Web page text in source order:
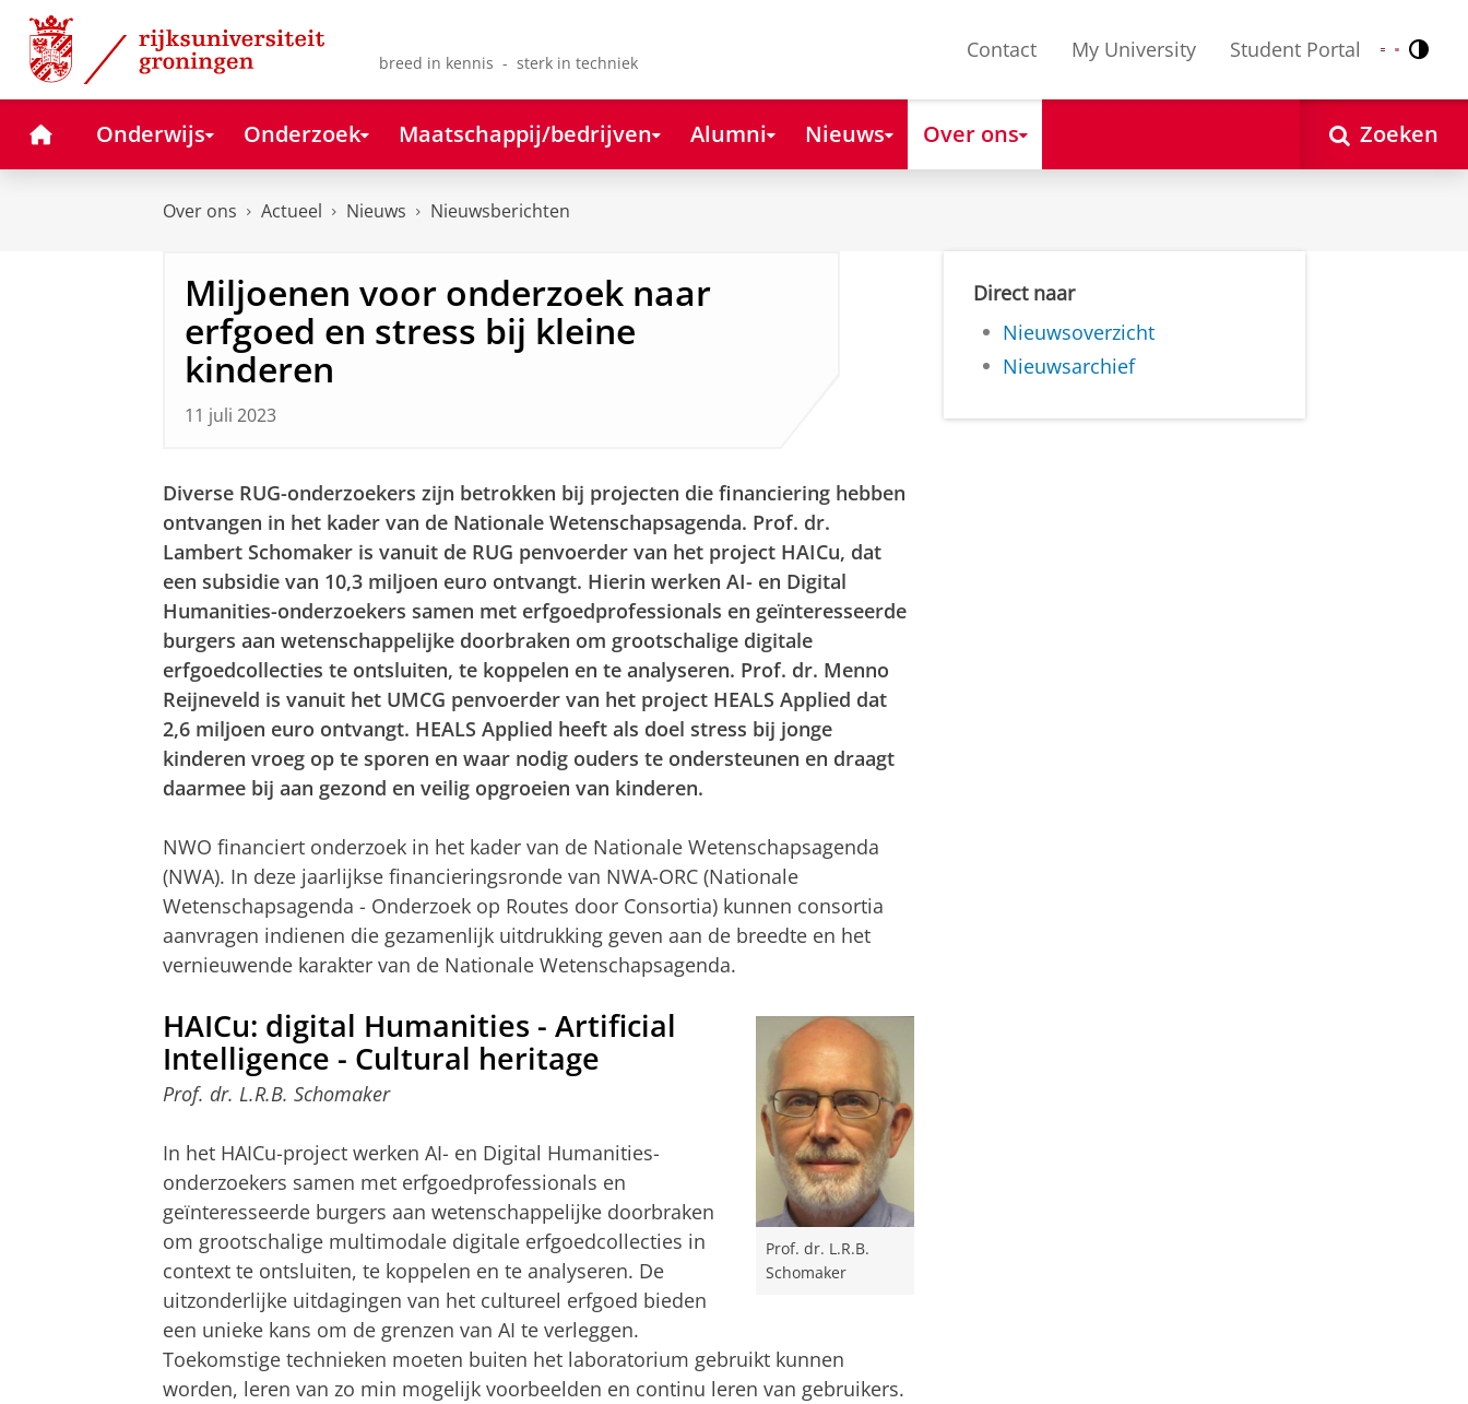
Skip
Content
Skip
Navigation
breed in kennis - sterk in techniek
Contact My University Student Portal Nederlands
English
HomeOnderwijs Onderzoek Maatschappij/bedrijven Alumni Nieuws Over ons Zoeken
Over ons Actueel Nieuws Nieuwsberichten
Miljoenen voor onderzoek naar
erfgoed en stress bij kleine
kinderen
11 juli 2023
Diverse RUG-onderzoekers zijn betrokken bij projecten die financiering hebben
ontvangen in het kader van de Nationale Wetenschapsagenda. Prof. dr.
Lambert Schomaker is vanuit de RUG penvoerder van het project HAICu, dat
een subsidie van 10,3 miljoen euro ontvangt. Hierin werken AI- en Digital
Humanities-onderzoekers samen met erfgoedprofessionals en geïnteresseerde
burgers aan wetenschappelijke doorbraken om grootschalige digitale
erfgoedcollecties te ontsluiten, te koppelen en te analyseren. Prof. dr. Menno
Reijneveld is vanuit het UMCG penvoerder van het project HEALS Applied dat
2,6 miljoen euro ontvangt. HEALS Applied heeft als doel stress bij jonge
kinderen vroeg op te sporen en waar nodig ouders te ondersteunen en draagt
daarmee bij aan gezond en veilig opgroeien van kinderen.
NWO financiert onderzoek in het kader van de Nationale Wetenschapsagenda
(NWA). In deze jaarlijkse financieringsronde van NWA-ORC (Nationale
Wetenschapsagenda - Onderzoek op Routes door Consortia) kunnen consortia
aanvragen indienen die gezamenlijk uitdrukking geven aan de breedte en het
vernieuwende karakter van de Nationale Wetenschapsagenda.
Prof. dr. L.R.B.
Schomaker
HAICu: digital Humanities - Artificial
Intelligence - Cultural heritage
Prof. dr. L.R.B. Schomaker
In het HAICu-project werken AI- en Digital Humanities-
onderzoekers samen met erfgoedprofessionals en
geïnteresseerde burgers aan wetenschappelijke doorbraken
om grootschalige multimodale digitale erfgoedcollecties in
context te ontsluiten, te koppelen en te analyseren. De
uitzonderlijke uitdagingen van het cultureel erfgoed bieden
een unieke kans om de grenzen van AI te verleggen.
Toekomstige technieken moeten buiten het laboratorium gebruikt kunnen
worden, leren van zo min mogelijk voorbeelden en continu leren van gebruikers.
Direct naar
Nieuwsoverzicht
Nieuwsarchief